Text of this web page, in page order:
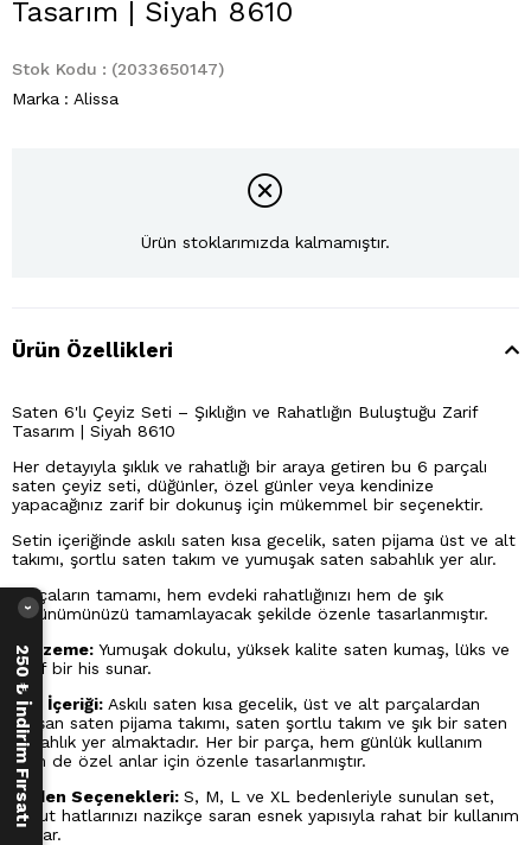
Tasarım | Siyah 8610
Stok Kodu
(2033650147)
Marka : Alissa
Ürün stoklarımızda kalmamıştır.
Ürün Özellikleri
Saten 6'lı Çeyiz Seti – Şıklığın ve Rahatlığın Buluştuğu Zarif
Tasarım | Siyah 8610
Her detayıyla şıklık ve rahatlığı bir araya getiren bu 6 parçalı
saten çeyiz seti, düğünler, özel günler veya kendinize
yapacağınız zarif bir dokunuş için mükemmel bir seçenektir.
Setin içeriğinde askılı saten kısa gecelik, saten pijama üst ve alt
takımı, şortlu saten takım ve yumuşak saten sabahlık yer alır.
Parçaların tamamı, hem evdeki rahatlığınızı hem de şık
görünümünüzü tamamlayacak şekilde özenle tasarlanmıştır.
Malzeme: Yumuşak dokulu, yüksek kalite saten kumaş, lüks ve
zarif bir his sunar.
Set İçeriği: Askılı saten kısa gecelik, üst ve alt parçalardan
oluşan saten pijama takımı, saten şortlu takım ve şık bir saten
sabahlık yer almaktadır. Her bir parça, hem günlük kullanım
hem de özel anlar için özenle tasarlanmıştır.
Beden Seçenekleri: S, M, L ve XL bedenleriyle sunulan set,
vücut hatlarınızı nazikçe saran esnek yapısıyla rahat bir kullanım
sağlar.
250 ₺ İndirim Fırsatı
›